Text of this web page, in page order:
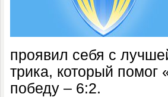
проявил себя с
трика, который
победу – 6:2.